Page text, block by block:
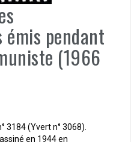
pendant
(1966
(Yvert n° 3068).
en 1944 en